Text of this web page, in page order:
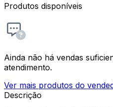
Produtos disponíveis
Ainda não há vendas
atendimento.
Ver mais produtos do
Descrição